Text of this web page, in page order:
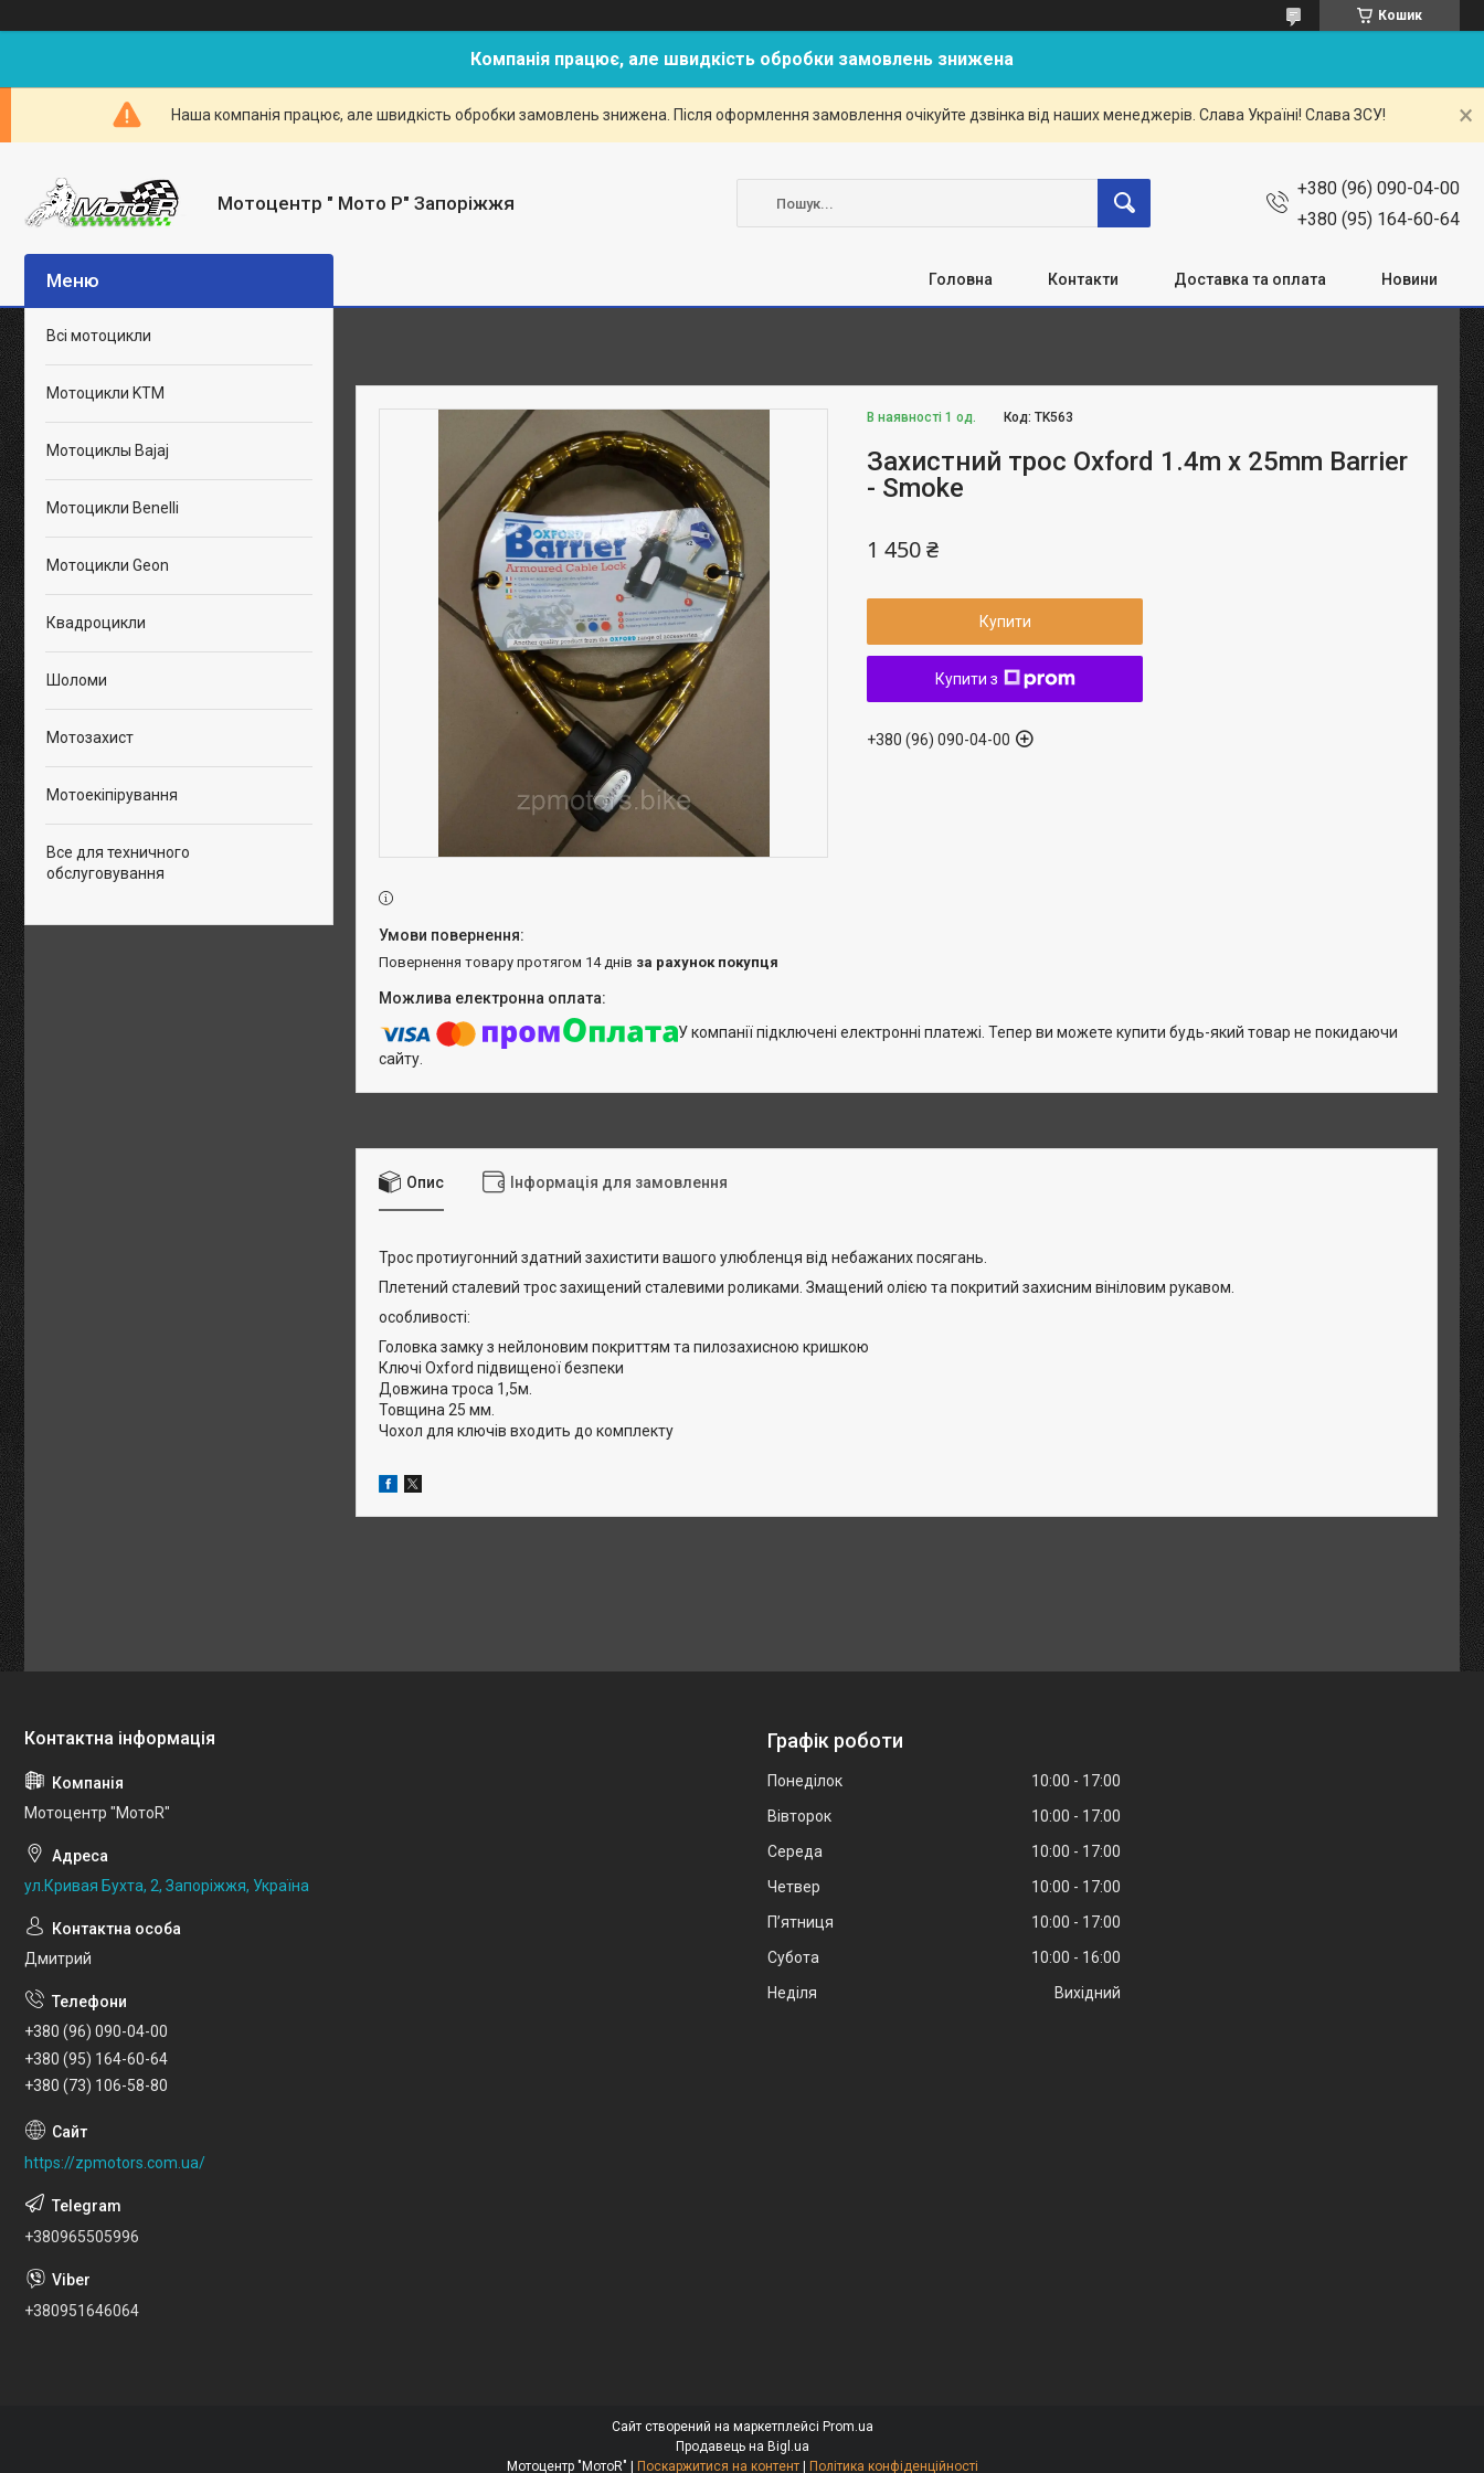
Кошик
Компанія працює, але швидкість обробки замовлень знижена
Наша компанія працює, але швидкість обробки замовлень знижена. Після оформлення замовлення очікуйте дзвінка від наших менеджерів. Слава Україні! Слава ЗСУ!
Мотоцентр " Мото Р" Запоріжжя
+380 (96) 090-04-00
+380 (95) 164-60-64
Головна Контакти Доставка та оплата Новини
В наявності 1 од. Код:TK563
Захистний трос Oxford 1.4m x 25mm Barrier
- Smoke
1 450 ₴
Купити
Купити з
+380 (96) 090-04-00
повернення товару протягом 14 днів за рахунок покупця
У компанії підключені електронні платежі. Тепер ви можете купити будь-який товар не покидаючи
сайту.
Опис Інформація для замовлення
Трос протиугонний здатний захистити вашого улюбленця від небажаних посягань.
Плетений сталевий трос захищений сталевими роликами. Змащений олією та покритий захисним вініловим рукавом.
особливості:
Головка замку з нейлоновим покриттям та пилозахисною кришкою
Ключі Oxford підвищеної безпеки
Довжина троса 1,5м.
Товщина 25 мм.
Чохол для ключів входить до комплекту
Всі мотоцикли
Мотоцикли KTM
Мотоциклы Bajaj
Мотоцикли Benelli
Мотоцикли Geon
Квадроцикли
Шоломи
Мотозахист
Мотоекіпірування
Все для техничного
обслуговування
Мотоцентр "МотоR"
ул.Кривая Бухта, 2, Запоріжжя, Україна
Дмитрий
+380 (96) 090-04-00
+380 (95) 164-60-64
+380 (73) 106-58-80
https://zpmotors.com.ua/
+380965505996
+380951646064
Графік роботи
Понеділок 10:00
17:00
Вівторок
10:00
17:00
Середа
10:00
17:00
Четвер
10:00
17:00
Пʼятниця
10:00
17:00
Субота
10:00
16:00
Неділя
Вихідний
Сайт створений на маркетплейсі Prom.ua
Продавець на Bigl.ua
Поскаржитися на контент Політика конфіденційності